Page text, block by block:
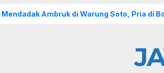
Mendadak Ambruk di Warung Soto, Pria di